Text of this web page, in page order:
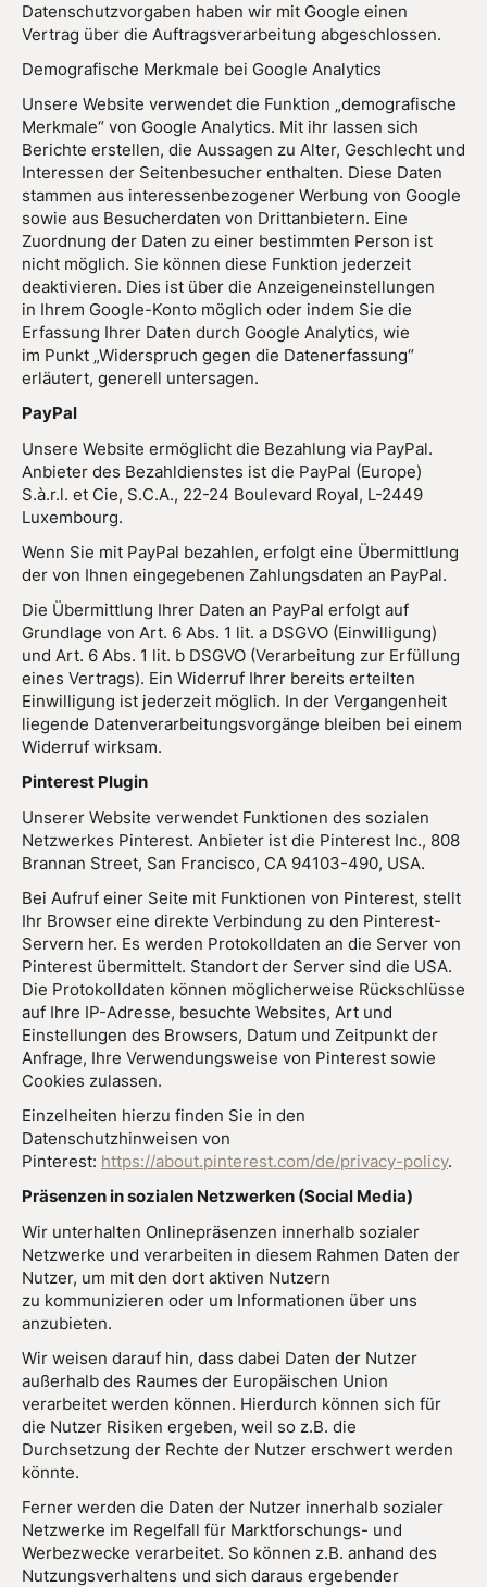
Datenschutzvorgaben haben wir mit Google einen
Vertrag über die Auftragsverarbeitung abgeschlossen.
Demografische Merkmale bei Google Analytics
Unsere Website verwendet die Funktion „demografische
Merkmale“ von Google Analytics. Mit ihr lassen sich
Berichte erstellen, die Aussagen zu Alter, Geschlecht und
Interessen der Seitenbesucher enthalten. Diese Daten
stammen aus interessenbezogener Werbung von Google
sowie aus Besucherdaten von Drittanbietern. Eine
Zuordnung der Daten zu einer bestimmten Person ist
nicht möglich. Sie können diese Funktion jederzeit
deaktivieren. Dies ist über die Anzeigeneinstellungen
in Ihrem Google-Konto möglich oder indem Sie die
Erfassung Ihrer Daten durch Google Analytics, wie
im Punkt „Widerspruch gegen die Datenerfassung“
erläutert, generell untersagen.
PayPal
Unsere Website ermöglicht die Bezahlung via PayPal.
Anbieter des Bezahldienstes ist die PayPal (Europe)
S.à.r.l. et Cie, S.C.A., 22-24 Boulevard Royal, L-2449
Luxembourg.
Wenn Sie mit PayPal bezahlen, erfolgt eine Übermittlung
der von Ihnen eingegebenen Zahlungsdaten an PayPal.
Die Übermittlung Ihrer Daten an PayPal erfolgt auf
Grundlage von Art. 6 Abs. 1 lit. a DSGVO (Einwilligung)
und Art. 6 Abs. 1 lit. b DSGVO (Verarbeitung zur Erfüllung
eines Vertrags). Ein Widerruf Ihrer bereits erteilten
Einwilligung ist jederzeit möglich. In der Vergangenheit
liegende Datenverarbeitungsvorgänge bleiben bei einem
Widerruf wirksam.
Pinterest Plugin
Unserer Website verwendet Funktionen des sozialen
Netzwerkes Pinterest. Anbieter ist die Pinterest Inc., 808
Brannan Street, San Francisco, CA 94103-490, USA.
Bei Aufruf einer Seite mit Funktionen von Pinterest, stellt
Ihr Browser eine direkte Verbindung zu den Pinterest-
Servern her. Es werden Protokolldaten an die Server von
Pinterest übermittelt. Standort der Server sind die USA.
Die Protokolldaten können möglicherweise Rückschlüsse
auf Ihre IP-Adresse, besuchte Websites, Art und
Einstellungen des Browsers, Datum und Zeitpunkt der
Anfrage, Ihre Verwendungsweise von Pinterest sowie
Cookies zulassen.
Einzelheiten hierzu finden Sie in den
Datenschutzhinweisen von
Pinterest: https://about.pinterest.com/de/privacy-policy.
Präsenzen in sozialen Netzwerken (Social Media)
Wir unterhalten Onlinepräsenzen innerhalb sozialer
Netzwerke und verarbeiten in diesem Rahmen Daten der
Nutzer, um mit den dort aktiven Nutzern
zu kommunizieren oder um Informationen über uns
anzubieten.
Wir weisen darauf hin, dass dabei Daten der Nutzer
außerhalb des Raumes der Europäischen Union
verarbeitet werden können. Hierdurch können sich für
die Nutzer Risiken ergeben, weil so z.B. die
Durchsetzung der Rechte der Nutzer erschwert werden
könnte.
Ferner werden die Daten der Nutzer innerhalb sozialer
Netzwerke im Regelfall für Marktforschungs- und
Werbezwecke verarbeitet. So können z.B. anhand des
Nutzungsverhaltens und sich daraus ergebender